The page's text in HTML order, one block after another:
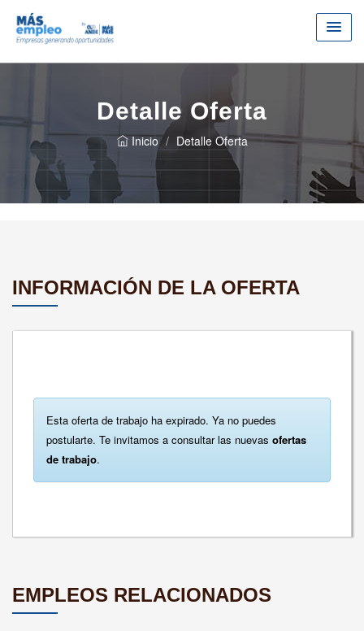
Detalle Oferta
Inicio Detalle Oferta
INFORMACIÓN DE LA OFERTA
Esta oferta de trabajo ha expirado. Ya no puedes
postularte. Te invitamos a consultar las nuevas ofertas
de trabajo.
EMPLEOS RELACIONADOS